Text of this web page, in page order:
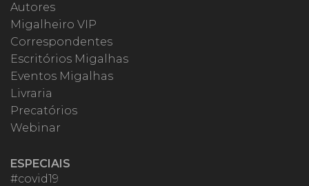
Autores
Migalheiro VIP
Correspondentes
Escritórios Migalhas
Eventos Migalhas
Livraria
Precatórios
Webinar
ESPECIAIS
#covid19